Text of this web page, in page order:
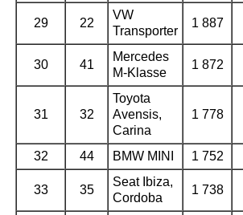
29 22
VW
Transporter
1 887
30 41
Mercedes
M-Klasse
1 872
31 32
Toyota
Avensis,
Carina
1 778
32 44 BMW MINI 1 752
33 35
Seat Ibiza,
Cordoba
1 738